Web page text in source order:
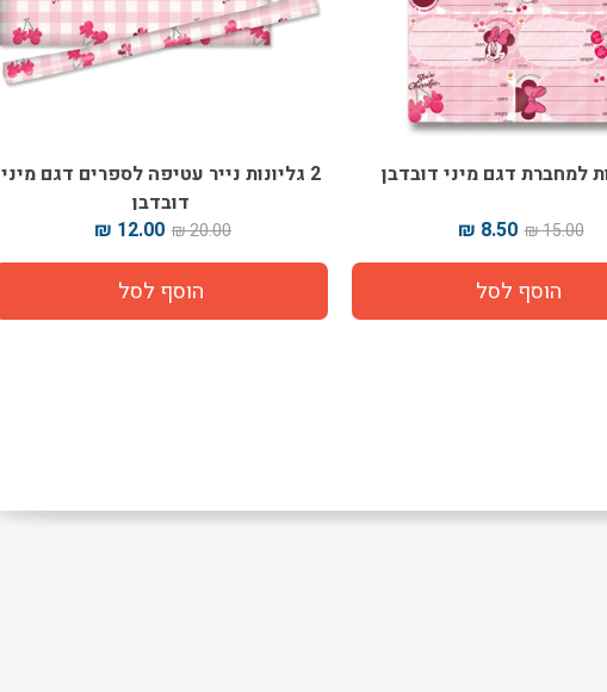
למחברת דגם מיני דובדבן
15.00 ₪
8.50 ₪
2 גליונות נייר עטיפה לספרים דגם מיני
דובדבן
20.00 ₪
12.00 ₪